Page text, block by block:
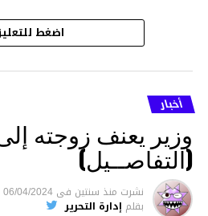
اضغط
أخبار
وزير يعنف زوجته
(التفاصــيل)
نشرت منذ سنتين فى 06/04/2024
بقلم إدارة التحرير